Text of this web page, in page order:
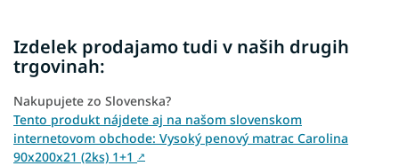
Izdelek prodajamo tudi v naših drugih
trgovinah:
Nakupujete zo Slovenska?
Tento produkt nájdete aj na našom slovenskom
internetovom obchode: Vysoký penový matrac Carolina
90x200x21 (2ks) 1+1 ↗